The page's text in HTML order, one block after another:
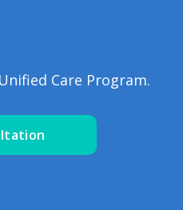
Care Program.